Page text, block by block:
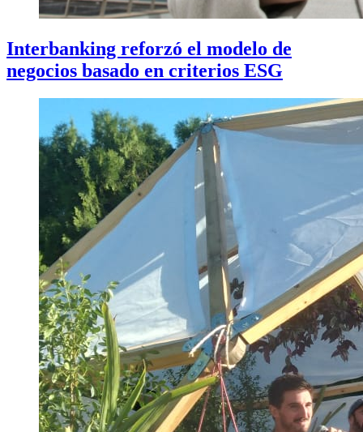
Interbanking reforzó el modelo de
negocios basado en criterios ESG